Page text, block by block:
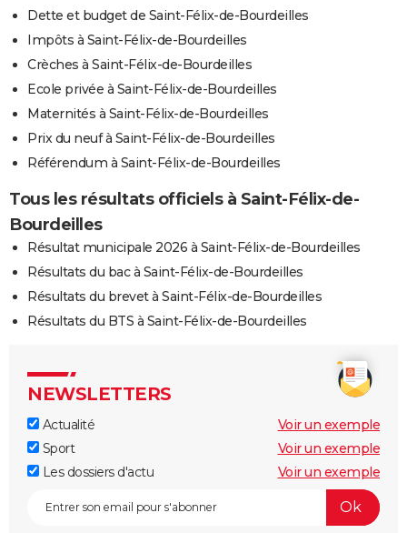
Dette et budget de Saint-Félix-de-Bourdeilles
Impôts à Saint-Félix-de-Bourdeilles
Crèches à Saint-Félix-de-Bourdeilles
Ecole privée à Saint-Félix-de-Bourdeilles
Maternités à Saint-Félix-de-Bourdeilles
Prix du neuf à Saint-Félix-de-Bourdeilles
Référendum à Saint-Félix-de-Bourdeilles
Tous les résultats officiels à Saint-Félix-de-
Bourdeilles
Résultat municipale 2026 à Saint-Félix-de-Bourdeilles
Résultats du bac à Saint-Félix-de-Bourdeilles
Résultats du brevet à Saint-Félix-de-Bourdeilles
Résultats du BTS à Saint-Félix-de-Bourdeilles
NEWSLETTERS
Actualité
Voir un exemple
Sport
Voir un exemple
Les dossiers d'actu
Voir un exemple